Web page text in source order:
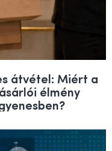
átvétel: Miért a
élmény